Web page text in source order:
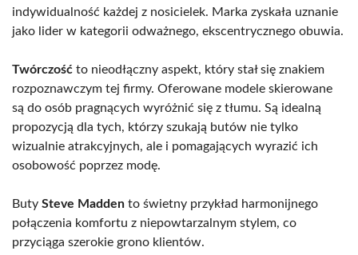
indywidualność każdej z nosicielek. Marka zyskała uznanie
jako lider w kategorii odważnego, ekscentrycznego obuwia.
Twórczość to nieodłączny aspekt, który stał się znakiem
rozpoznawczym tej firmy. Oferowane modele skierowane
są do osób pragnących wyróżnić się z tłumu. Są idealną
propozycją dla tych, którzy szukają butów nie tylko
wizualnie atrakcyjnych, ale i pomagających wyrazić ich
osobowość poprzez modę.
Buty Steve Madden to świetny przykład harmonijnego
połączenia komfortu z niepowtarzalnym stylem, co
przyciąga szerokie grono klientów.